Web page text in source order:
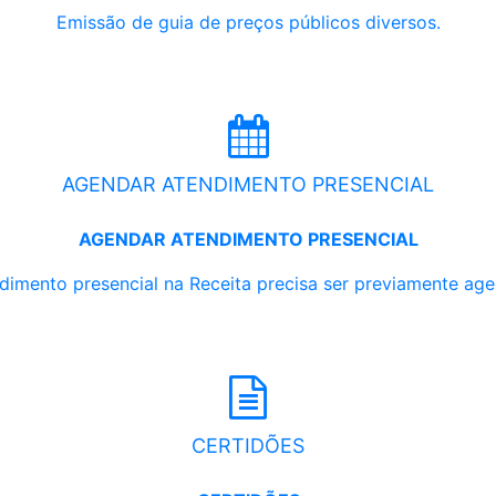
Emissão de guia de preços públicos diversos.
AGENDAR ATENDIMENTO PRESENCIAL
AGENDAR ATENDIMENTO PRESENCIAL
presencial na Receita precisa ser previamente
CERTIDÕES